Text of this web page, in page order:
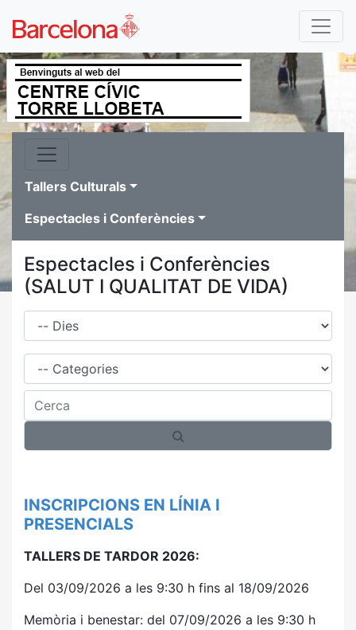
Tallers Culturals
Espectacles i Conferències
Espectacles i Conferències
(SALUT I QUALITAT DE VIDA)
Dies
Família
Cerca
INSCRIPCIONS EN LÍNIA I
PRESENCIALS
TALLERS DE TARDOR 2026:
Del 03/09/2026 a les 9:30 h fins al 18/09/2026
Memòria i benestar: del 07/09/2026 a les 9:30 h